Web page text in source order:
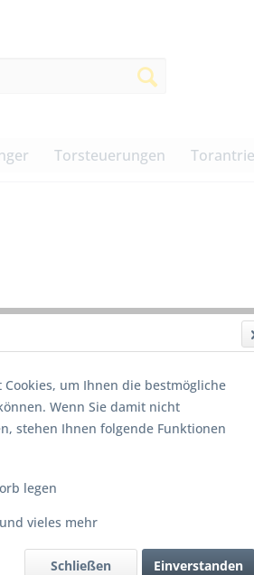
Torsteuerungen
1
Cookies, um Ihnen die bestmögliche
Wenn Sie damit nicht
stehen Ihnen folgende Funktionen
legen
vieles mehr
Einverstanden
Schließen